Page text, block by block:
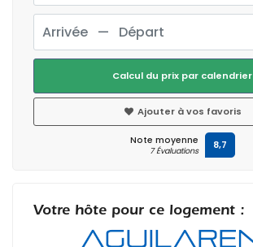
Calcul du prix par calendrier
Ajouter à vos favoris
Note moyenne
7 Évaluations 8,7
Votre hôte pour ce logement :